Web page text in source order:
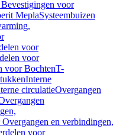
voor
MeplaSysteembuizen
voor
voor
voor BochtenT-
Interne
circulatieOvergangen
en verbindingen,
voor